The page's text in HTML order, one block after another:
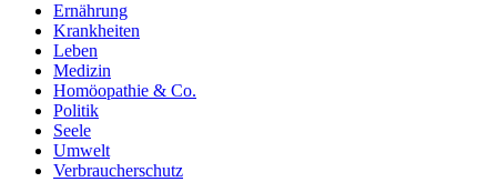
Ernährung
Krankheiten
Leben
Medizin
Homöopathie & Co.
Politik
Seele
Umwelt
Verbraucherschutz